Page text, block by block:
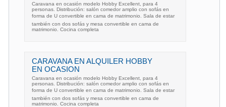
Caravana en ocasión modelo Hobby Excellent, para 4
personas. Distribución: salón comedor amplio con sofás en
forma de U convertible en cama de matrimonio. Sala de estar
también con dos sofás y mesa convertible en cama de
matrimonio. Cocina completa
CARAVANA EN ALQUILER HOBBY
EN OCASION
Caravana en ocasión modelo Hobby Excellent, para 4
personas. Distribución: salón comedor amplio con sofás en
forma de U convertible en cama de matrimonio. Sala de estar
también con dos sofás y mesa convertible en cama de
matrimonio. Cocina completa